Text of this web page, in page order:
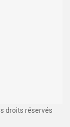
droits réservés